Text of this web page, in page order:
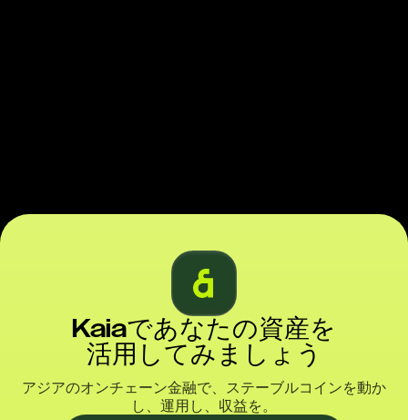
Kaiaであなたの資産を
活用してみましょう
アジアのオンチェーン金融で、ステーブルコインを動か
し、運用し、収益を。